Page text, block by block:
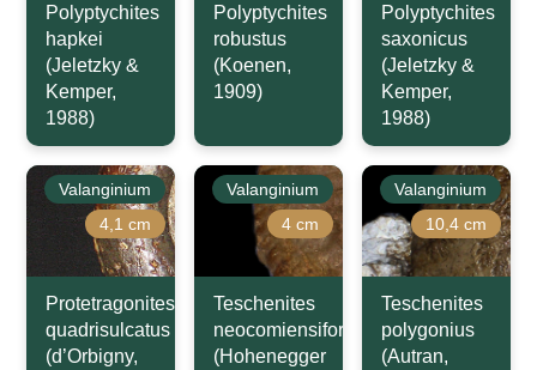
Polyptychites
hapkei
(Jeletzky &
Kemper,
1988)
Polyptychites
robustus
(Koenen,
1909)
Polyptychites
saxonicus
(Jeletzky &
Kemper,
1988)
Valanginium
4,1 cm
Protetragonites
quadrisulcatus
(d’Orbigny,
Valanginium
4 cm
Teschenites
neocomiensiformis
(Hohenegger
Valanginium
10,4 cm
Teschenites
polygonius
(Autran,